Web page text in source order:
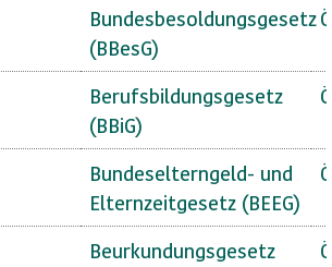
Bundesbesoldungsgesetz
(BBesG)
Berufsbildungsgesetz
(BBiG)
Bundeselterngeld- und
Elternzeitgesetz (BEEG)
Beurkundungsgesetz